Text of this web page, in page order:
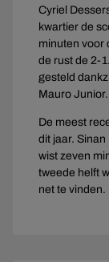
Cyriel
kwartier de
minuten voor
de rust de 2-
gesteld
Mauro Junior.
De meest
dit jaar.
wist zeven
tweede helft
net te vinden.